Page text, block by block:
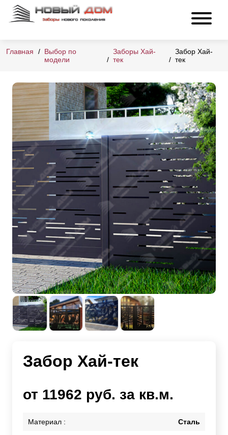
Главная
Выбор по
модели
Заборы Хай-
тек
Забор Хай-
тек
Забор Хай-тек
от 11962 руб. за кв.м.
Материал : Сталь